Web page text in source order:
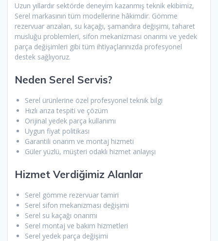
Uzun yıllardır sektörde deneyim kazanmış teknik ekibimiz,
Serel markasının tüm modellerine hâkimdir. Gömme
rezervuar arızaları, su kaçağı, şamandıra değişimi, taharet
musluğu problemleri, sifon mekanizması onarımı ve yedek
parça değişimleri gibi tüm ihtiyaçlarınızda profesyonel
destek sağlıyoruz.
Neden Serel Servis?
Serel ürünlerine özel profesyonel teknik bilgi
Hızlı arıza tespiti ve çözüm
Orijinal yedek parça kullanımı
Uygun fiyat politikası
Garantili onarım ve montaj hizmeti
Güler yüzlü, müşteri odaklı hizmet anlayışı
Hizmet Verdiğimiz Alanlar
Serel gömme rezervuar tamiri
Serel sifon mekanizması değişimi
Serel su kaçağı onarımı
Serel montaj ve bakım hizmetleri
Serel yedek parça değişimi